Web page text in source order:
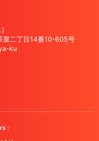
二丁目14番10-605号
ku
: